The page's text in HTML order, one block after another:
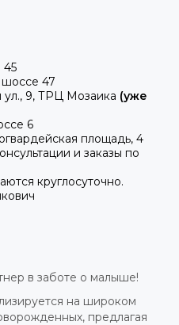
45
47
ул., 9, ТРЦ Мозаика (уже
6
площадь, 4
и заказы по
круглосуточно.
в заботе о малыше!
на широком
предлагая